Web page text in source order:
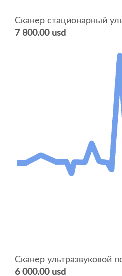
7 800.00 usd
6 000.00 usd